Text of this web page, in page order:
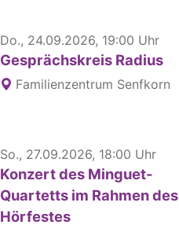
Do., 24.09.2026, 19:00 Uhr
Gesprächskreis Radius
Familienzentrum Senfkorn
So., 27.09.2026, 18:00 Uhr
Konzert des Minguet-
Quartetts im Rahmen des
Hörfestes